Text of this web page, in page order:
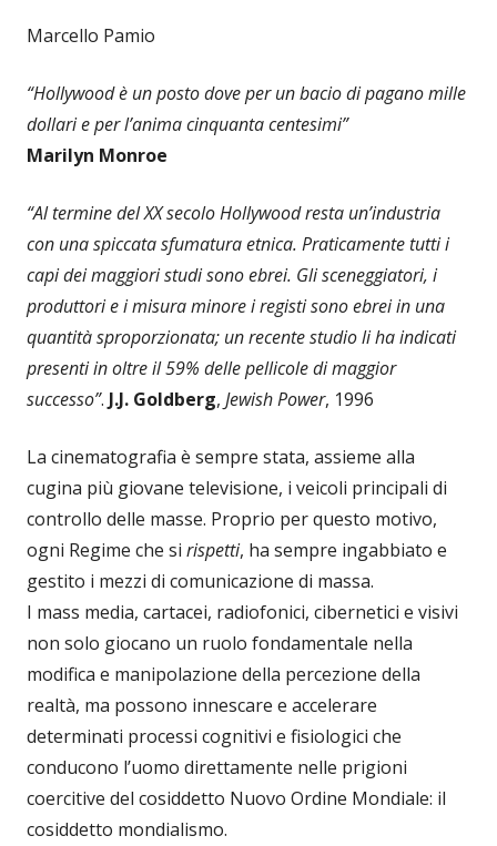
Marcello Pamio
“Hollywood è un posto dove per un bacio di pagano mille
dollari e per l’anima cinquanta centesimi”
Marilyn Monroe
“Al termine del XX secolo Hollywood resta un’industria
con una spiccata sfumatura etnica. Praticamente tutti i
capi dei maggiori studi sono ebrei. Gli sceneggiatori, i
produttori e i misura minore i registi sono ebrei in una
quantità sproporzionata; un recente studio li ha indicati
presenti in oltre il 59% delle pellicole di maggior
successo”. J.J. Goldberg, Jewish Power, 1996
La cinematografia è sempre stata, assieme alla
cugina più giovane televisione, i veicoli principali di
controllo delle masse. Proprio per questo motivo,
ogni Regime che si rispetti, ha sempre ingabbiato e
gestito i mezzi di comunicazione di massa.
I mass media, cartacei, radiofonici, cibernetici e visivi
non solo giocano un ruolo fondamentale nella
modifica e manipolazione della percezione della
realtà, ma possono innescare e accelerare
determinati processi cognitivi e fisiologici che
conducono l’uomo direttamente nelle prigioni
coercitive del cosiddetto Nuovo Ordine Mondiale: il
cosiddetto mondialismo.